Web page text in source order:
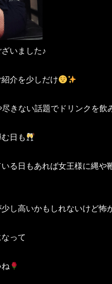
いました♪
介を少しだけ
きない話題でドリンクを飲
日も
る日もあれば女王様に縄や
し高いかもしれないけど怖
って